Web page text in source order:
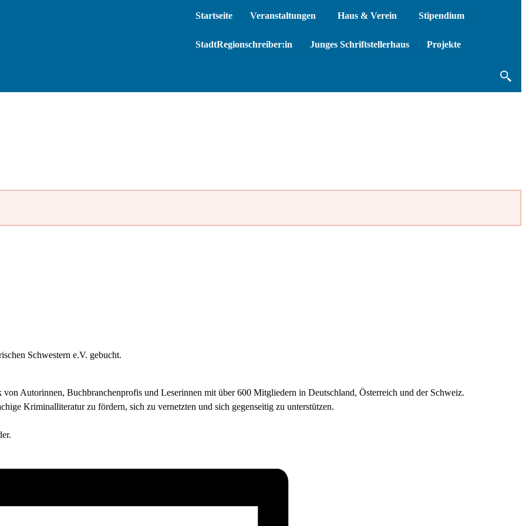
Startseite Veranstaltungen Haus & Verein Stipendium
StadtRegionschreiber:in Junges Schriftstellerhaus Projekte
Schwestern e.V. gebucht.
Autorinnen, Buchbranchenprofis und Leserinnen mit über 600 Mitgliedern in Deutschland, Österreich und der Schweiz.
Kriminalliteratur zu fördern, sich zu vernetzten und sich gegenseitig zu unterstützen.